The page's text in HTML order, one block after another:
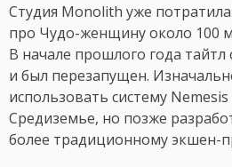
Студия Monolith уже
про Чудо-женщину около 100
В начале прошлого года тайтл
и был перезапущен.
использовать систему
Средиземье, но позже
более традиционному экшен-